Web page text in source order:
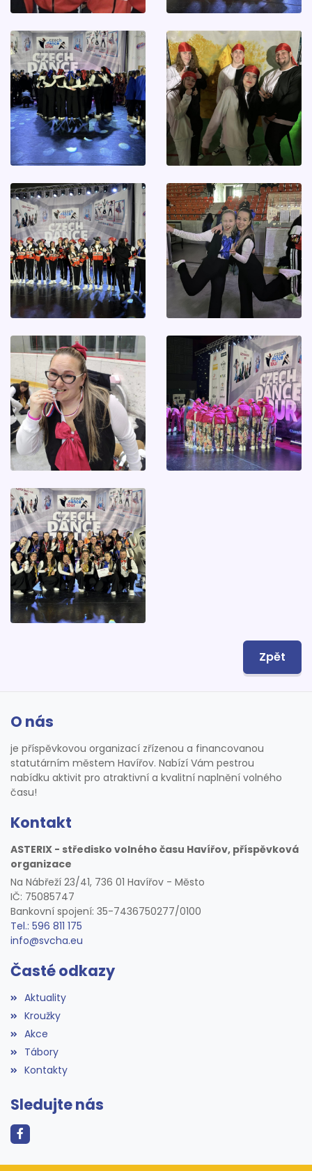
Zpět
O nás
je příspěvkovou organizací zřízenou a financovanou
statutárním městem Havířov. Nabízí Vám pestrou
nabídku aktivit pro atraktivní a kvalitní naplnění volného
času!
Kontakt
ASTERIX - středisko volného času Havířov, příspěvková
organizace
Na Nábřeží 23/41, 736 01 Havířov - Město
IČ: 75085747
Bankovní spojení: 35-7436750277/0100
Tel.: 596 811 175
info@svcha.eu
Časté odkazy
Aktuality
Kroužky
Akce
Tábory
Kontakty
Sledujte nás